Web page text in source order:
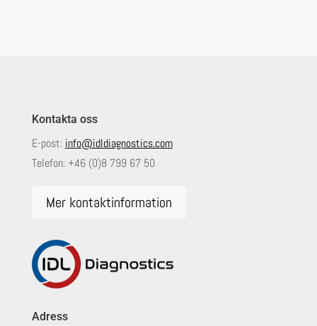
Kontakta oss
E-post: info@idldiagnostics.com
Telefon:+46 (0)8 799 67 50
Mer kontaktinformation
Adress